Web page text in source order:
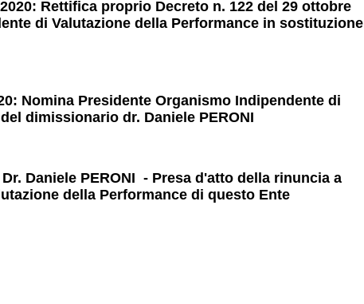
Rettifica proprio Decreto n. 122 del 29 ottobre
di Valutazione della Performance in sostituzione
Nomina Presidente Organismo Indipendente di
dimissionario dr. Daniele PERONI
Daniele PERONI - Presa d'atto della rinuncia a
della Performance di questo Ente